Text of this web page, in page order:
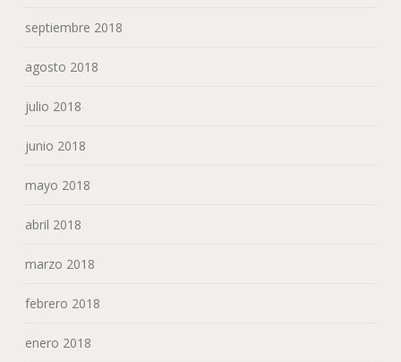
septiembre 2018
agosto 2018
julio 2018
junio 2018
mayo 2018
abril 2018
marzo 2018
febrero 2018
enero 2018